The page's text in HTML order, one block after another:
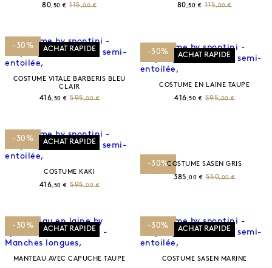
80,50 € 115,00 € 80 ,50 € 115,00 €
-30% ACHAT RAPIDE
COSTUME VITALE BARBERIS BLEU
CLAIR
416,50 € 595,00 €
-30% ACHAT RAPIDE
COSTUME EN LAINE TAUPE
416 ,50 € 595,00 €
-30% ACHAT RAPIDE
COSTUME KAKI
416,50 € 595,00 €
-30%COSTUME SASEN GRIS
385 ,00 € 550,00 €
-30% ACHAT RAPIDE
MANTEAU AVEC CAPUCHE TAUPE
-30% ACHAT RAPIDE
COSTUME SASEN MARINE